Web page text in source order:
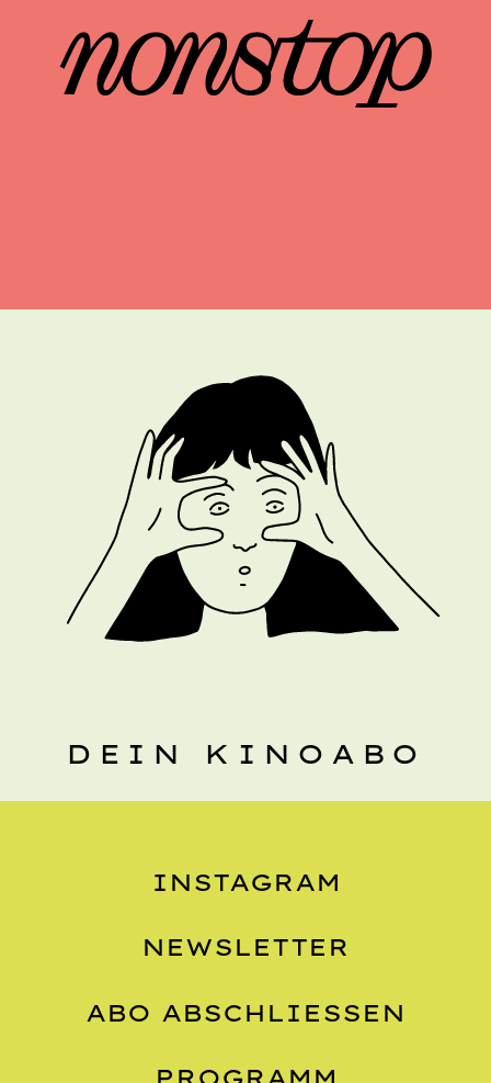
DEIN KINOABO
INSTAGRAM
NEWSLETTER
ABO ABSCHLIESSEN